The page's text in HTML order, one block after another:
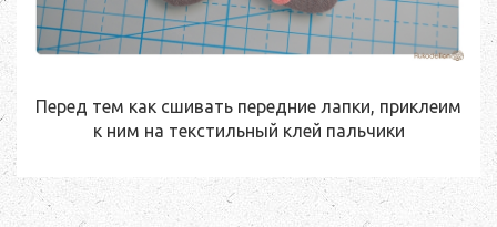
Перед тем как сшивать передние лапки, приклеим
к ним на текстильный клей пальчики